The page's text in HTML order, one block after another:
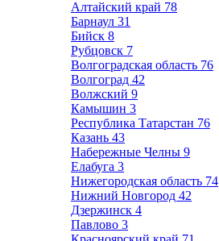
Алтайский край 78
Барнаул 31
Бийск 8
Рубцовск 7
Волгоградская область 76
Волгоград 42
Волжский 9
Камышин 3
Республика Татарстан 76
Казань 43
Набережные Челны 9
Елабуга 3
Нижегородская область 74
Нижний Новгород 42
Дзержинск 4
Павлово 3